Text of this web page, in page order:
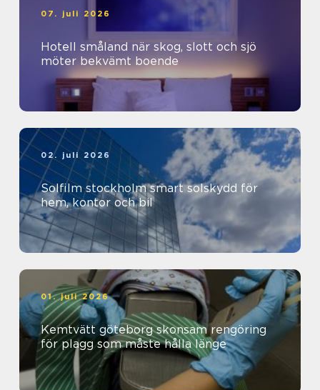
07. juli 2026
Hotell småland när skog, slott och sjö
möter bekvämt boende
02. juli 2026
Solfilm stockholm smart solskydd för
hem, kontor och bil
01. juli 2026
Kemtvätt göteborg skonsam rengöring
för plagg som måste hålla länge